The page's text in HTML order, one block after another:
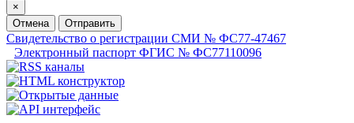
×
Отмена
Отправить
Свидетельство о регистрации СМИ № ФС77-47467
Электронный паспорт ФГИС № ФС77110096